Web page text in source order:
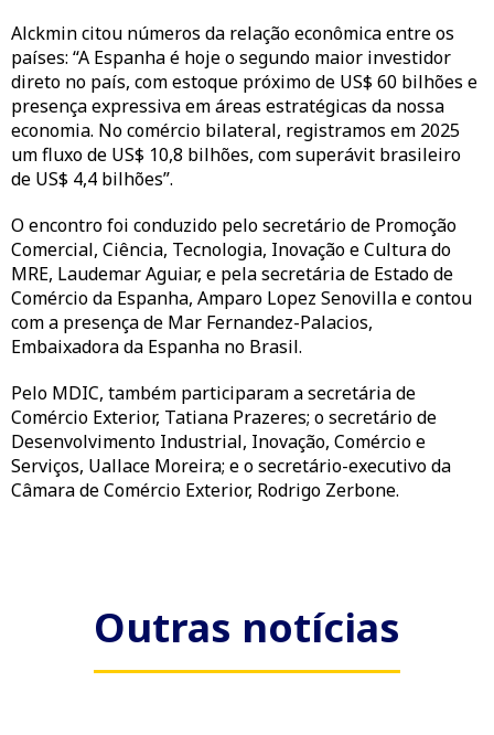
Alckmin citou números da relação econômica entre os
países: “A Espanha é hoje o segundo maior investidor
direto no país, com estoque próximo de US$ 60 bilhões e
presença expressiva em áreas estratégicas da nossa
economia. No comércio bilateral, registramos em 2025
um fluxo de US$ 10,8 bilhões, com superávit brasileiro
de US$ 4,4 bilhões”.
O encontro foi conduzido pelo secretário de Promoção
Comercial, Ciência, Tecnologia, Inovação e Cultura do
MRE, Laudemar Aguiar, e pela secretária de Estado de
Comércio da Espanha, Amparo Lopez Senovilla e contou
com a presença de Mar Fernandez-Palacios,
Embaixadora da Espanha no Brasil.
Pelo MDIC, também participaram a secretária de
Comércio Exterior, Tatiana Prazeres; o secretário de
Desenvolvimento Industrial, Inovação, Comércio e
Serviços, Uallace Moreira; e o secretário-executivo da
Câmara de Comércio Exterior, Rodrigo Zerbone.
Outras notícias